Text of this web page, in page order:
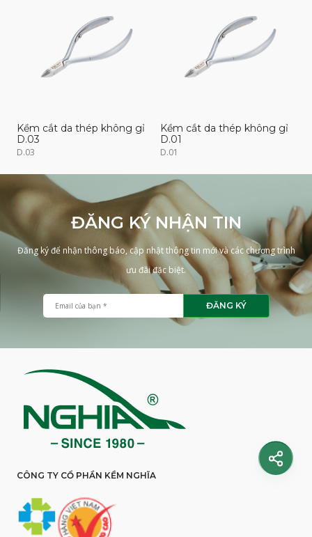
Kềm cắt da thép không gỉ
D.03
D.03
Kềm cắt da thép không gỉ
D.01
D.01
ĐĂNG KÝ NHẬN TIN
Đăng ký để nhận thông báo, cập nhật thông tin mới và các chương trình
ưu đãi đặc biệt.
ĐĂNG KÝ
CÔNG TY CỔ PHẦN KỀM NGHĨA